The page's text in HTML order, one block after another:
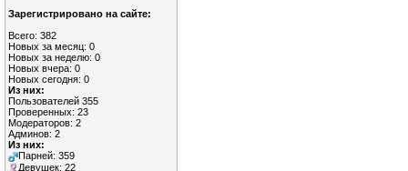
Зарегистрировано на сайте:
Всего: 382
Новых за месяц: 0
Новых за неделю: 0
Новых вчера: 0
Новых сегодня: 0
Из них:
Пользователей 355
Проверенных: 23
Модераторов: 2
Админов: 2
Из них:
Парней: 359
Девушек: 22